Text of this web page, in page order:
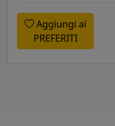
Aggiungi ai
PREFERITI